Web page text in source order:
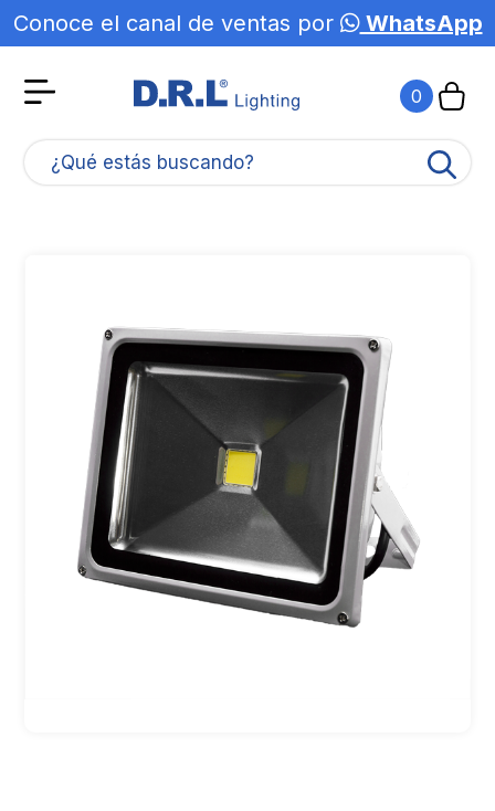
Conoce el canal de ventas por WhatsApp
0
¿Qué estás buscando?